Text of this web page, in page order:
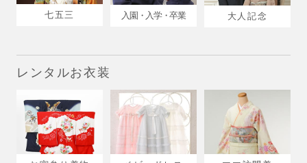
七五三 入園・入学・卒業 大人記念
レンタルお衣装